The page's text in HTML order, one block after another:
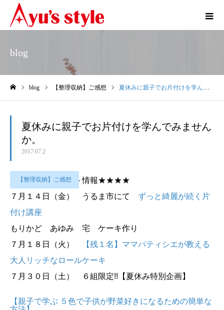
blog
blog 【整理収納】ご感想 夏休みに親子でお片付けを学んでみませんか。
夏休みに親子でお片付けを学んでみません
か。
2017.07.2
【整理収納】ご感想
★★★★★イベント情報★★★★
７月１４日（金） うるま市にて ずっと綺麗が続く片
付け講座
もりかど あゆみ 宅 ケーキ作り
７月１８日（火）
【残１名】ママパティシエが教える
大人リッチなロールケーキ
７月３０日（土） ６組限定!!【夏休み特別企画】
【親子で学ぶ ５色で子供が野菜好きになるための簡単な